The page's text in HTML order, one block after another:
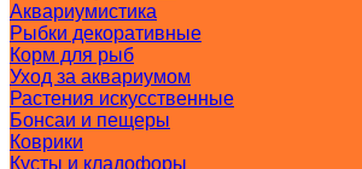
Аквариумистика
Рыбки декоративные
Корм для рыб
Уход за аквариумом
Растения искусственные
Бонсаи и пещеры
Коврики
Кусты и кладофоры